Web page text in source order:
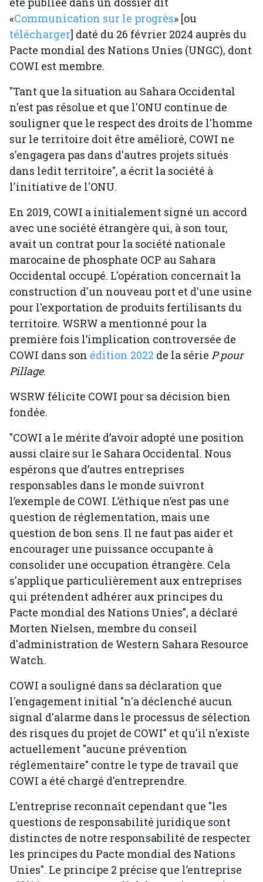
«Communication sur le progrès» [ou
télécharger] daté du 26 février 2024 auprès du
Pacte mondial des Nations Unies (UNGC), dont
COWI est membre.
"Tant que la situation au Sahara Occidental
n'est pas résolue et que l'ONU continue de
souligner que le respect des droits de l'homme
sur le territoire doit être amélioré, COWI ne
s'engagera pas dans d'autres projets situés
dans ledit territoire", a écrit la société à
l'initiative de l'ONU.
En 2019, COWI a initialement signé un accord
avec une société étrangère qui, à son tour,
avait un contrat pour la société nationale
marocaine de phosphate OCP au Sahara
Occidental occupé. L'opération concernait la
construction d'un nouveau port et d'une usine
pour l'exportation de produits fertilisants du
territoire. WSRW a mentionné pour la
première fois l’implication controversée de
COWI dans son édition 2022 de la série P pour
Pillage.
WSRW félicite COWI pour sa décision bien
fondée.
"COWI a le mérite d’avoir adopté une position
aussi claire sur le Sahara Occidental. Nous
espérons que d’autres entreprises
responsables dans le monde suivront
l’exemple de COWI. L’éthique n’est pas une
question de réglementation, mais une
question de bon sens. Il ne faut pas aider et
encourager une puissance occupante à
consolider une occupation étrangère. Cela
s'applique particulièrement aux entreprises
qui prétendent adhérer aux principes du
Pacte mondial des Nations Unies", a déclaré
Morten Nielsen, membre du conseil
d'administration de Western Sahara Resource
Watch.
COWI a souligné dans sa déclaration que
l'engagement initial "n'a déclenché aucun
signal d'alarme dans le processus de sélection
des risques du projet de COWI" et qu'il n'existe
actuellement "aucune prévention
réglementaire" contre le type de travail que
COWI a été chargé d'entreprendre.
L'entreprise reconnaît cependant que "les
questions de responsabilité juridique sont
distinctes de notre responsabilité de respecter
les principes du Pacte mondial des Nations
Unies". Le principe 2 précise que l’entreprise